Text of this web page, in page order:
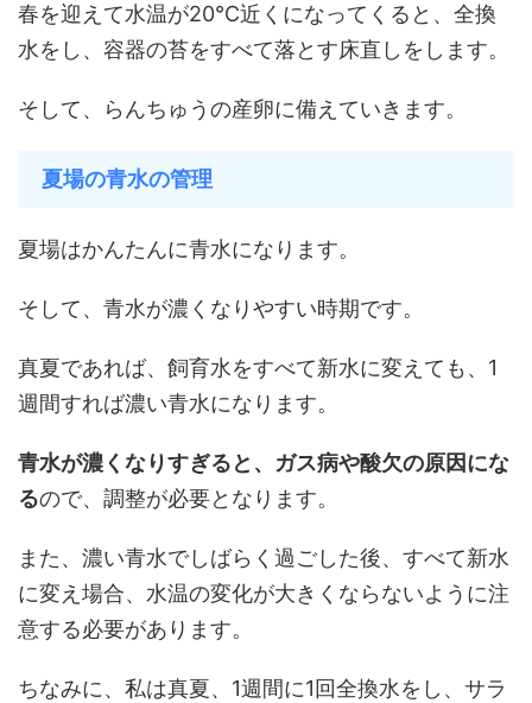
春を迎えて水温が20℃近くになってくると、全換
水をし、容器の苔をすべて落とす床直しをします。
そして、らんちゅうの産卵に備えていきます。
夏場の青水の管理
夏場はかんたんに青水になります。
そして、青水が濃くなりやすい時期です。
真夏であれば、飼育水をすべて新水に変えても、1
週間すれば濃い青水になります。
青水が濃くなりすぎると、ガス病や酸欠の原因にな
るので、調整が必要となります。
また、濃い青水でしばらく過ごした後、すべて新水
に変え場合、水温の変化が大きくならないように注
意する必要があります。
ちなみに、私は真夏、1週間に1回全換水をし、サラ